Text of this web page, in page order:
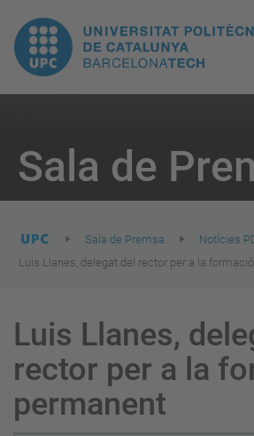
UPC.
Universitat
de
Catalunya
Sala de
here:
Sala de Premsa
Notícies
Luis Llanes, delegat del rector per a la
Luis Llanes,
rector per a la
permanent